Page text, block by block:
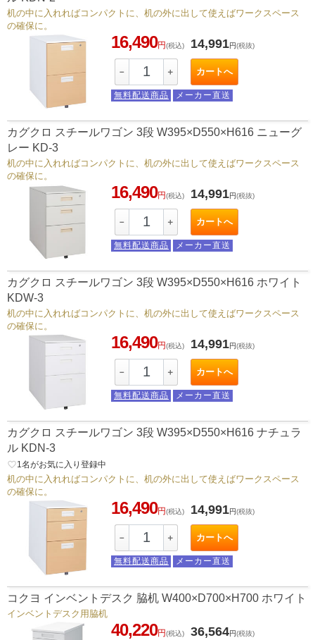
机の中に入れればコンパクトに、机の外に出して使えばワークスペース
の確保に。
16,490円(税込) 14,991円(税抜)
－ ＋ カートへ
無料配送商品 メーカー直送
カグクロ スチールワゴン 3段 W395×D550×H616 ニューグ
レー KD-3
机の中に入れればコンパクトに、机の外に出して使えばワークスペース
の確保に。
16,490円(税込) 14,991円(税抜)
－ ＋ カートへ
無料配送商品 メーカー直送
カグクロ スチールワゴン 3段 W395×D550×H616 ホワイト
KDW-3
机の中に入れればコンパクトに、机の外に出して使えばワークスペース
の確保に。
16,490円(税込) 14,991円(税抜)
－ ＋ カートへ
無料配送商品 メーカー直送
カグクロ スチールワゴン 3段 W395×D550×H616 ナチュラ
ル KDN-3
favorite_border1 名がお気に入り登録中
机の中に入れればコンパクトに、机の外に出して使えばワークスペース
の確保に。
16,490円(税込) 14,991円(税抜)
－ ＋ カートへ
無料配送商品 メーカー直送
コクヨ インベントデスク 脇机 W400×D700×H700 ホワイト
インベントデスク用脇机
40,220円(税込) 36,564円(税抜)